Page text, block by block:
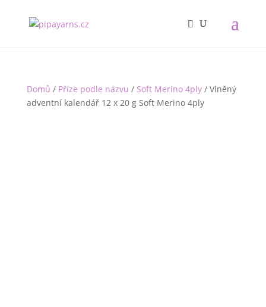
Domů / Příze podle názvu / Soft Merino 4ply/ Vlněný
adventní kalendář 12 x 20 g Soft Merino 4ply